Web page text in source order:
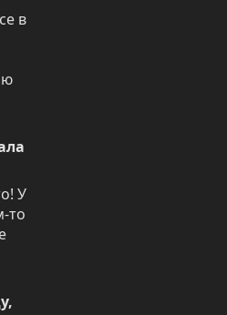
в
У
то